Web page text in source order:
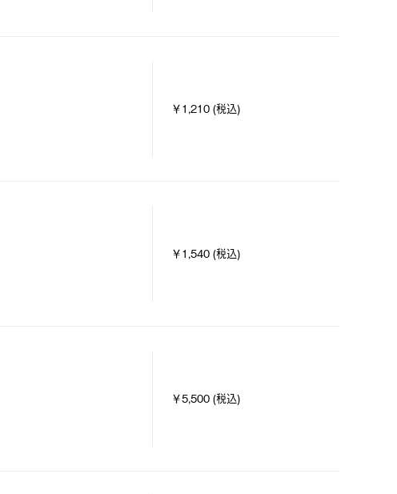
￥1,210 (税込)
￥1,540 (税込)
￥5,500 (税込)